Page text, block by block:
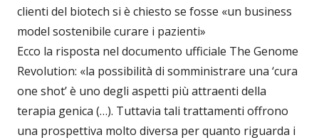
clienti del biotech si è chiesto se fosse «un business
model sostenibile curare i pazienti»
Ecco la risposta nel documento ufficiale The Genome
Revolution: «la possibilità di somministrare una ‘cura
one shot’ è uno degli aspetti più attraenti della
terapia genica (…). Tuttavia tali trattamenti offrono
una prospettiva molto diversa per quanto riguarda i